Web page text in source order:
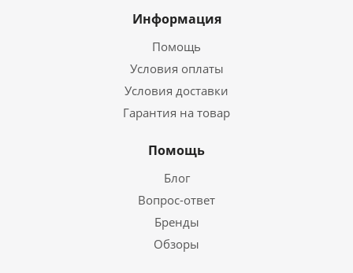
Информация
Помощь
Условия оплаты
Условия доставки
Гарантия на товар
Помощь
Блог
Вопрос-ответ
Бренды
Обзоры